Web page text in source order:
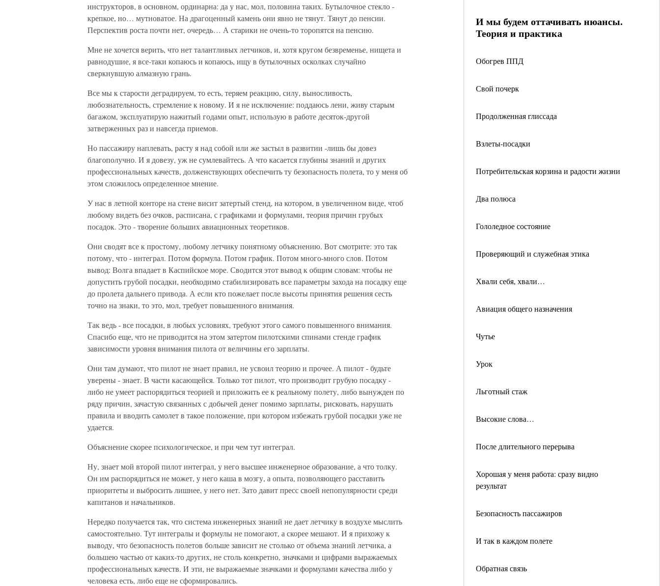
И мы будем оттачивать нюансы.
Теория и практика
Обогрев ППД
Свой почерк
Продолженная глиссада
Взлеты-посадки
Потребительская корзина и радости жизни
Два полюса
Гололедное состояние
Проверяющий и служебная этика
Хвали себя, хвали…
Авиация общего назначения
Чутье
Урок
Льготный стаж
Высокие слова…
После длительного перерыва
Хорошая у меня работа: сразу видно
результат
Безопасность пассажиров
И так в каждом полете
Обратная связь
инструкторов, в основном, ординарна: да у нас, мол, половина таких. Бутылочное стекло -
крепкое, но… мутноватое. На драгоценный камень они явно не тянут. Тянут до пенсии.
Перспектив роста почти нет, очередь… А старики не очень-то торопятся на пенсию.
Мне не хочется верить, что нет талантливых летчиков, и, хотя кругом безвременье, нищета и
равнодушие, я все-таки копаюсь и копаюсь, ищу в бутылочных осколках случайно
сверкнувшую алмазную грань.
Все мы к старости деградируем, то есть, теряем реакцию, силу, выносливость,
любознательность, стремление к новому. И я не исключение: поддаюсь лени, живу старым
багажом, эксплуатирую нажитый годами опыт, использую в работе десяток-другой
затверженных раз и навсегда приемов.
Но пассажиру наплевать, расту я над собой или же застыл в развитии -лишь бы довез
благополучно. И я довезу, уж не сумлевайтесь. А что касается глубины знаний и других
профессиональных качеств, долженствующих обеспечить ту безопасность полета, то у меня об
этом сложилось определенное мнение.
У нас в летной конторе на стене висит затертый стенд, на котором, в увеличенном виде, чтоб
любому видеть без очков, расписана, с графиками и формулами, теория причин грубых
посадок. Это - творение больших авиационных теоретиков.
Они сводят все к простому, любому летчику понятному объяснению. Вот смотрите: это так
потому, что - интеграл. Потом формула. Потом график. Потом много-много слов. Потом
вывод: Волга впадает в Каспийское море. Сводится этот вывод к общим словам: чтобы не
допустить грубой посадки, необходимо стабилизировать все параметры захода на посадку еще
до пролета дальнего привода. А если кто пожелает после высоты принятия решения сесть
точно на знаки, то это, мол, требует повышенного внимания.
Так ведь - все посадки, в любых условиях, требуют этого самого повышенного внимания.
Спасибо еще, что не приводится на этом затертом пилотскими спинами стенде график
зависимости уровня внимания пилота от величины его зарплаты.
Они там думают, что пилот не знает правил, не усвоил теорию и прочее. А пилот - будьте
уверены - знает. В части касающейся. Только тот пилот, что производит грубую посадку -
либо не умеет распорядиться теорией и приложить ее к реальному полету, либо вынужден по
ряду причин, зачастую связанных с добычей денег помимо зарплаты, рисковать, нарушать
правила и вводить самолет в такое положение, при котором избежать грубой посадки уже не
удается.
Объяснение скорее психологическое, и при чем тут интеграл.
Ну, знает мой второй пилот интеграл, у него высшее инженерное образование, а что толку.
Он им распорядиться не может, у него каша в мозгу, а опыта, позволяющего расставить
приоритеты и выбросить лишнее, у него нет. Зато давит пресс своей непопулярности среди
капитанов и начальников.
Нередко получается так, что система инженерных знаний не дает летчику в воздухе мыслить
самостоятельно. Тут интегралы и формулы не помогают, а скорее мешают. И я прихожу к
выводу, что безопасность полетов больше зависит не столько от объема знаний летчика, а
большею частью от каких-то других, не столь конкретно, значками и цифрами выражаемых
профессиональных качеств. И эти, не выражаемые значками и формулами качества либо у
человека есть, либо еще не сформировались.